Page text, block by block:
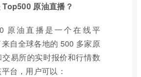
Top500 原油直播？
原油直播是一个在线平
自全球各地的 500 多家原
易所的实时报价和行情数
台，用户可以：